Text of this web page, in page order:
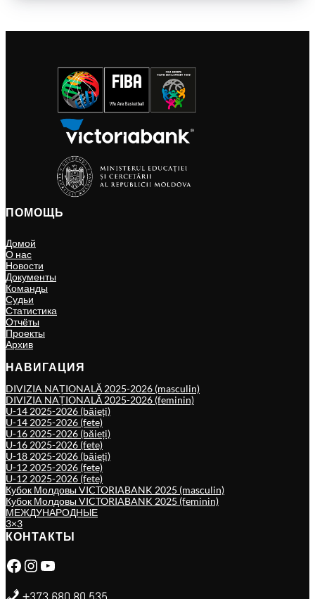
ПОМОЩЬ
Домой
О нас
Новости
Документы
Команды
Судьи
Статистика
Отчёты
Проекты
Архив
НАВИГАЦИЯ
DIVIZIA NAȚIONALĂ 2025-2026 (masculin)
DIVIZIA NAȚIONALĂ 2025-2026 (feminin)
U-14 2025-2026 (băieți)
U-14 2025-2026 (fete)
U-16 2025-2026 (băieți)
U-16 2025-2026 (fete)
U-18 2025-2026 (băieți)
U-12 2025-2026 (fete)
U-12 2025-2026 (fete)
Кубок Молдовы VICTORIABANK 2025 (masculin)
Кубок Молдовы VICTORIABANK 2025 (feminin)
МЕЖДУНАРОДНЫЕ
3×3
КОНТАКТЫ
Facebook Instagram YouTube